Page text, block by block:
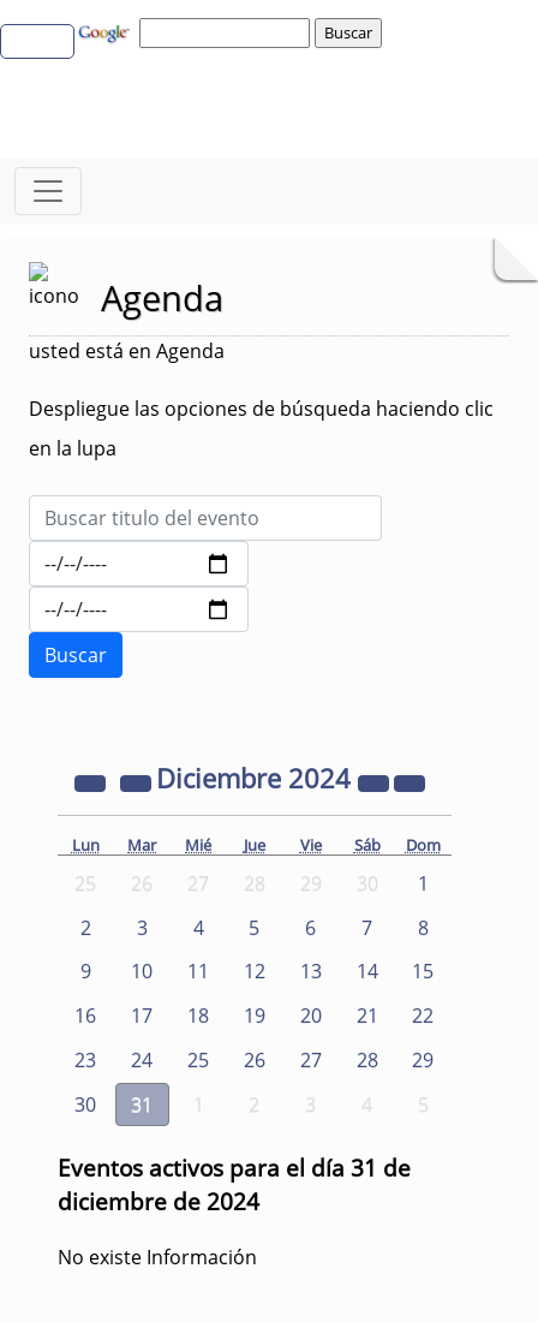
Agenda
usted está en Agenda
Despliegue las opciones de búsqueda haciendo clic
en la lupa
Diciembre 2024
Lun Mar Mié Jue Vie Sáb Dom
25 26 27 28 29 30
1
2
3 4 5 6 7
8
9
10 11 12 13 14
15
16
17 18 19 20 21
22
23
24 25 26 27 28
29
30
31 1 2 3 4 5
Eventos activos para el día 31 de
diciembre de 2024
No existe Información